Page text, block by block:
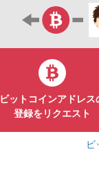
ビットコインアドレス
登録をリクエスト
ビ